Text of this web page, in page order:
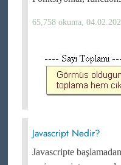
65,758 okuma,
Javascript Nedir?
Javascripte